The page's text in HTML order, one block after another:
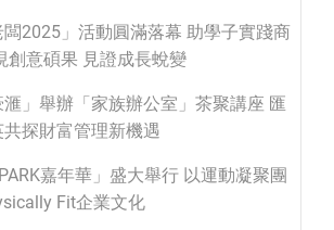
闆2025」活動圓滿落幕 助學子實踐商
創意碩果 見證成長蛻變
」舉辦「家族辦公室」茶聚講座 匯
探財富管理新機遇
PARK嘉年華」盛大舉行 以運動凝聚團
Fit企業文化